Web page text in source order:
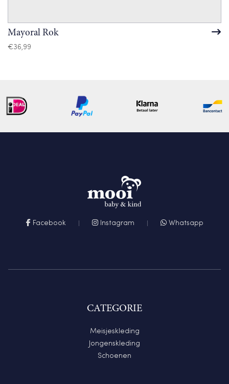
Mayoral Rok
€36,99
Facebook Instagram Whatsapp
CATEGORIE
Meisjeskleding
Jongenskleding
Schoenen